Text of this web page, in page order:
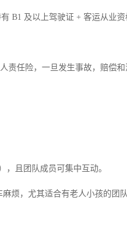
B1 及以上驾驶证 + 客运从业
责任险，一旦发生事故，赔偿和
，且团队成员可集中互动。
烦，尤其适合有老人小孩的团队